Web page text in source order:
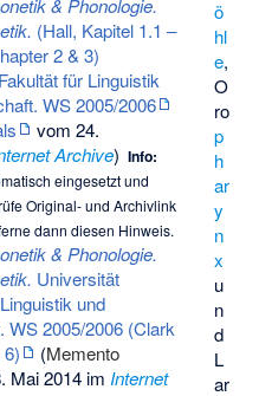
ö
hl
e,
O
ro
p
h
ar
y
n
x
u
n
d
L
ar
& Phonologie.
(Hall, Kapitel 1.1 –
2 & 3)
für Linguistik
WS 2005/2006
vom 24.
Archive) Info:
eingesetzt und
Original- und Archivlink
dann diesen Hinweis.
& Phonologie.
Universität
und
WS 2005/2006 (Clark
(Memento
Mai 2014 imInternet